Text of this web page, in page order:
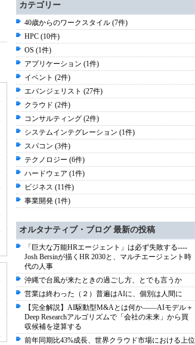
カテゴリー
40歳からのワークスタイル (7件)
HPC (10件)
OS (1件)
アプリケーション (1件)
イベント (2件)
エバンジェリスト (27件)
クラウド (2件)
コンサルティング (2件)
システムインテグレーション (1件)
スパコン (3件)
テクノロジー (6件)
ハードウェア (1件)
ビジネス (11件)
事業開発 (1件)
オルタナティブ・ブログ 最新の投稿
「巨大な万能HRエージェント」は必ず失敗する----
Josh Bersinが描くHR 2030と、マルチエージェント時
代の人事
沖縄で台風が来たときの過ごし方、とでも言うか
営業は終わった（２）普遍はAIに、個別は人間に
【完全解説】AI駆動型M&Aとは何か――AIモデル＋
Deep Researchアルゴリズムで「会社の未来」から買
収候補を逆算する
前年同期比43%成長、世界クラウド市場における上位